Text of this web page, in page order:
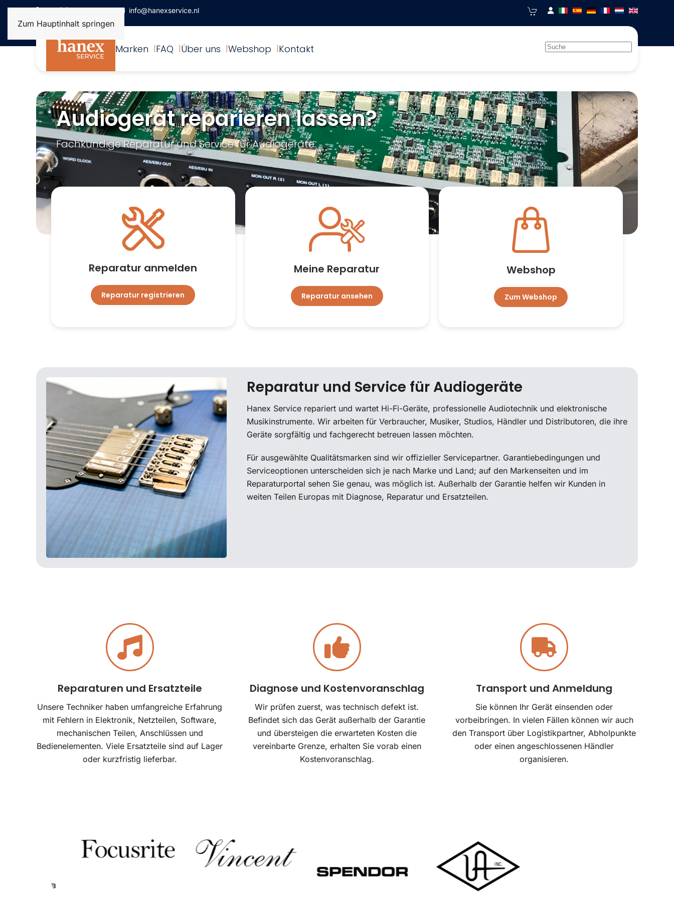
Zum Hauptinhalt springen
+31(0)172-506993 info@hanexservice.nl
Marken FAQ Über uns Webshop Kontakt
Audiogerät reparieren lassen?
Fachkundige Reparatur und Service für Audiogeräte
Reparatur anmelden
Reparatur registrieren
Meine Reparatur
Reparatur ansehen
Webshop
Zum Webshop
Reparatur und Service für Audiogeräte
Hanex Service repariert und wartet Hi-Fi-Geräte, professionelle Audiotechnik und elektronische
Musikinstrumente. Wir arbeiten für Verbraucher, Musiker, Studios, Händler und Distributoren, die ihre
Geräte sorgfältig und fachgerecht betreuen lassen möchten.
Für ausgewählte Qualitätsmarken sind wir offizieller Servicepartner. Garantiebedingungen und
Serviceoptionen unterscheiden sich je nach Marke und Land; auf den Markenseiten und im
Reparaturportal sehen Sie genau, was möglich ist. Außerhalb der Garantie helfen wir Kunden in
weiten Teilen Europas mit Diagnose, Reparatur und Ersatzteilen.
Reparaturen und Ersatzteile
Unsere Techniker haben umfangreiche Erfahrung
mit Fehlern in Elektronik, Netzteilen, Software,
mechanischen Teilen, Anschlüssen und
Bedienelementen. Viele Ersatzteile sind auf Lager
oder kurzfristig lieferbar.
Diagnose und Kostenvoranschlag
Wir prüfen zuerst, was technisch defekt ist.
Befindet sich das Gerät außerhalb der Garantie
und übersteigen die erwarteten Kosten die
vereinbarte Grenze, erhalten Sie vorab einen
Kostenvoranschlag.
Transport und Anmeldung
Sie können Ihr Gerät einsenden oder
vorbeibringen. In vielen Fällen können wir auch
den Transport über Logistikpartner, Abholpunkte
oder einen angeschlossenen Händler
organisieren.
Haben
Sie
Sie